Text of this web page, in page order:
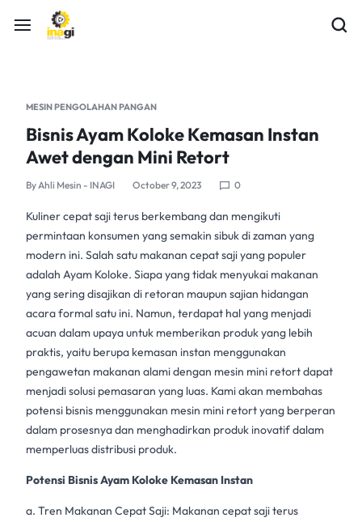
MESIN PENGOLAHAN PANGAN
Bisnis Ayam Koloke Kemasan Instan
Awet dengan Mini Retort
ByAhli Mesin - INAGI October 9, 2023 0
Kuliner cepat saji terus berkembang dan mengikuti
permintaan konsumen yang semakin sibuk di zaman yang
modern ini. Salah satu makanan cepat saji yang populer
adalah Ayam Koloke. Siapa yang tidak menyukai makanan
yang sering disajikan di retoran maupun sajian hidangan
acara formal satu ini. Namun, terdapat hal yang menjadi
acuan dalam upaya untuk memberikan produk yang lebih
praktis, yaitu berupa kemasan instan menggunakan
pengawetan makanan alamidengan mesin mini retortdapat
menjadi solusi pemasaran yang luas. Kami akan membahas
potensi bisnis menggunakan mesin mini retortyang berperan
dalam prosesnya dan menghadirkan produk inovatif dalam
memperluas distribusi produk.
Potensi Bisnis Ayam Koloke Kemasan Instan
a. Tren Makanan Cepat Saji: Makanan cepat saji terus